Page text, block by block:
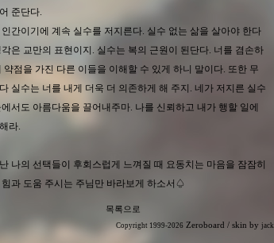
준단다.
인간이기에 계속 실수를 저지른다. 실수 없는 삶을 살아야 한다
각은 교만의 표현이지. 실수는 복의 근원이 된단다. 너를 겸손하
약점을 가진 다른 이들을 이해할 수 있게 하니 말이다. 또한 무
실수는 너를 내게 더욱 더 의존하게 해 주지. 네가 저지른 실수
에서도 아름다움을 끌어내주마. 나를 신뢰하고 내가 행할 일에
라.
나의 선택들이 후회스럽게 느껴질 때 요동치는 마음을 잠잠히
과 도움 주시는 주님만 바라보게 하소서♤
목록으로
Copyright 1999-2026 Zeroboard / skin by jack